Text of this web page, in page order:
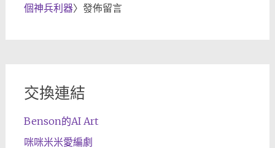
個神兵利器〉發佈留言
交換連結
Benson的AI Art
咪咪米米愛編劇